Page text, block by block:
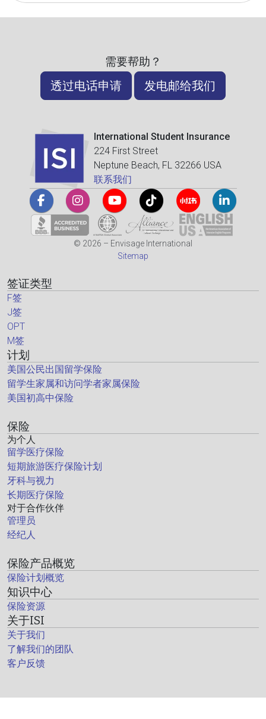
需要帮助？
透过电话申请 发电邮给我们
International Student Insurance
224 First Street
Neptune Beach, FL 32266 USA
联系我们
© 2026 – Envisage International
Sitemap
签证类型
F签
J签
OPT
M签
计划
美国公民出国留学保险
留学生家属和访问学者家属保险
美国初高中保险
保险
为个人
留学医疗保险
短期旅游医疗保险计划
牙科与视力
长期医疗保险
对于合作伙伴
管理员
经纪人
保险产品概览
保险计划概览
知识中心
保险资源
关于ISI
关于我们
了解我们的团队
客户反馈